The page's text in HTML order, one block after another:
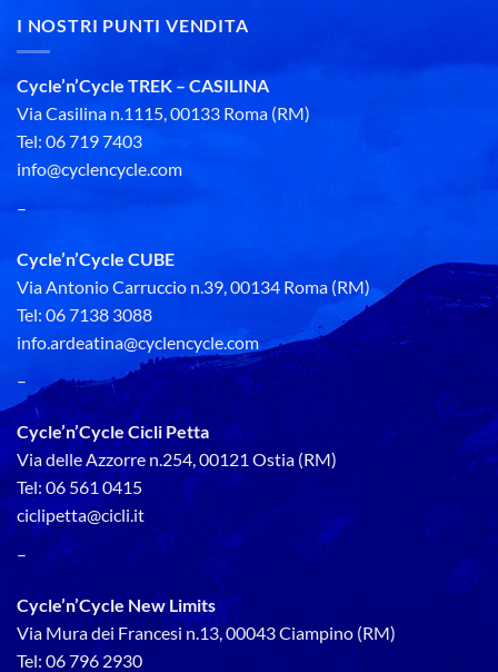
I NOSTRI PUNTI VENDITA
Cycle’n’Cycle TREK – CASILINA
Via Casilina n.1115, 00133 Roma (RM)
Tel: 06 719 7403
info@cyclencycle.com
–
Cycle’n’Cycle CUBE
Via Antonio Carruccio n.39, 00134 Roma (RM)
Tel: 06 7138 3088
info.ardeatina@cyclencycle.com
–
Cycle’n’Cycle Cicli Petta
Via delle Azzorre n.254, 00121 Ostia (RM)
Tel: 06 561 0415
ciclipetta@cicli.it
–
Cycle’n’Cycle New Limits
Via Mura dei Francesi n.13, 00043 Ciampino (RM)
Tel: 06 796 2930